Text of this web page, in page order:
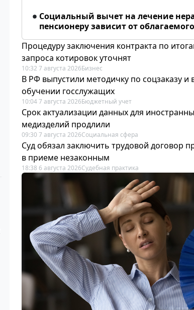
Социальный вычет на лечение
пенсионеру зависит от
Процедуру заключения контракта по
запроса котировок уточнят
10:32 7 августа 2026Бизнес
В РФ выпустили методичку по соцзаказу
обучении госслужащих
10:04 7 августа 2026Бюджетный учет
Срок актуализации данных для
медизделий продлили
09:30 7 августа 2026Социальная сфера
Суд обязал заключить трудовой договор
в приеме незаконным
18:38 6 августа 2026Судебная практика